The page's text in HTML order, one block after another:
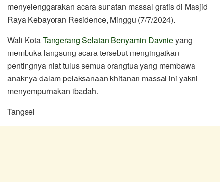
menyelenggarakan acara sunatan massal gratis di Masjid
Raya Kebayoran Residence, Minggu (7/7/2024).
Wali KotaTangerang Selatan Benyamin Davnieyang
membuka langsung acara tersebut mengingatkan
pentingnya niat tulus semua orangtua yang membawa
anaknya dalam pelaksanaan khitanan massal ini yakni
menyempurnakan ibadah.
Tangsel